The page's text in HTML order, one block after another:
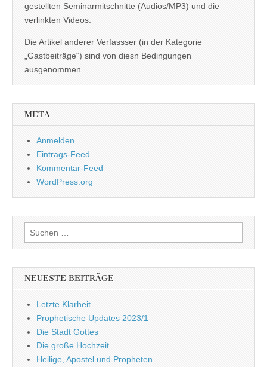
gestellten Seminarmitschnitte (Audios/MP3) und die
verlinkten Videos.
Die Artikel anderer Verfassser (in der Kategorie
„Gastbeiträge“) sind von diesn Bedingungen
ausgenommen.
META
Anmelden
Eintrags-Feed
Kommentar-Feed
WordPress.org
Suchen
nach:
NEUESTE BEITRÄGE
Letzte Klarheit
Prophetische Updates 2023/1
Die Stadt Gottes
Die große Hochzeit
Heilige, Apostel und Propheten